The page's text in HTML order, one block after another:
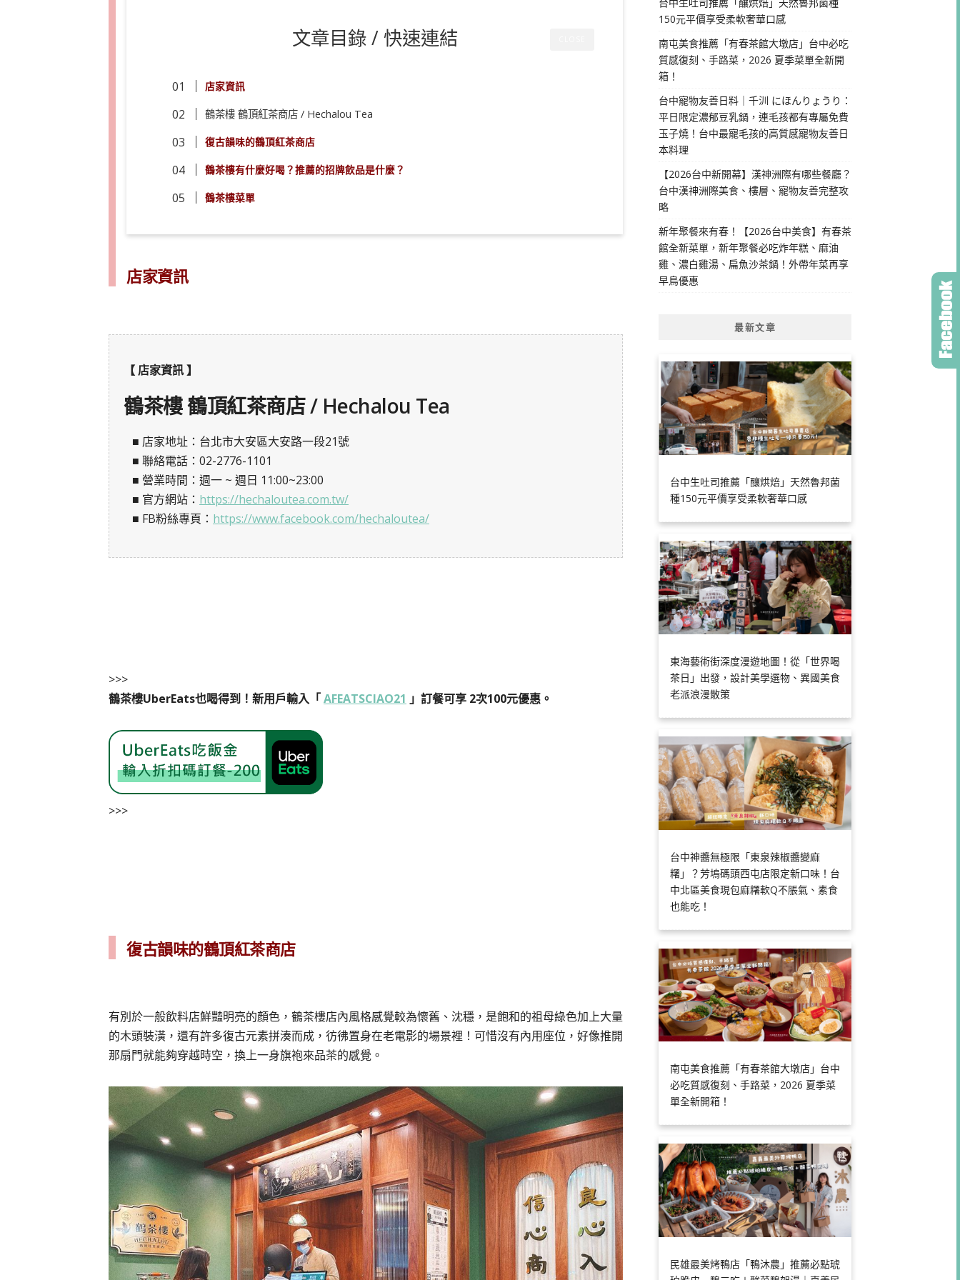
文章目錄 / 快速連結
店家資訊
鶴茶樓 鶴頂紅茶商店 / Hechalou Tea
復古韻味的鶴頂紅茶商店
鶴茶樓有什麼好喝？推薦的招牌飲品是什麼？
鶴茶樓菜單
店家資訊
【 店家資訊 】
鶴茶樓 鶴頂紅茶商店 / Hechalou Tea
■ 店家地址：台北市大安區大安路一段21號
■ 聯絡電話：02-2776-1101
■ 營業時間：週一 ~ 週日 11:00~23:00
■ 官方網站： https://hechaloutea.com.tw/
■ FB粉絲專頁： https://www.facebook.com/hechaloutea/
>>>
鶴茶樓UberEats也喝得到！新用戶輸入「AFEATSCIAO21 」訂餐可享 2次100元優惠。
>>>
復古韻味的鶴頂紅茶商店
有別於一般飲料店鮮豔明亮的顏色，鶴茶樓店內風格感覺較為懷舊、沈穩，是飽和的祖母綠色加上大量
的木頭裝潢，還有許多復古元素拼湊而成，彷彿置身在老電影的場景裡！可惜沒有內用座位，好像推開
那扇門就能夠穿越時空，換上一身旗袍來品茶的感覺。
150元平價享受柔軟奢華口感
南屯美食推薦「有春茶館大墩店」台中必吃
質感復刻、手路菜，2026 夏季菜單全新開
箱！
台中寵物友善日料｜千汌 にほんりょうり：
平日限定濃郁豆乳鍋，連毛孩都有專屬免費
玉子燒！台中最寵毛孩的高質感寵物友善日
本料理
【2026台中新開幕】漢神洲際有哪些餐廳？
台中漢神洲際美食、樓層、寵物友善完整攻
略
新年聚餐來有春！【2026台中美食】有春茶
館全新菜單，新年聚餐必吃炸年糕、麻油
雞、濃白雞湯、扁魚沙茶鍋！外帶年菜再享
早鳥優惠
最新文章
台中生吐司推薦「釀烘焙」天然魯邦菌
種150元平價享受柔軟奢華口感
東海藝術街深度漫遊地圖！從「世界喝
茶日」出發，設計美學選物、異國美食
老派浪漫散策
台中神醬無極限「東泉辣椒醬變麻
糬」？芳塢碼頭西屯店限定新口味！台
中北區美食現包麻糬軟Q不脹氣、素食
也能吃！
南屯美食推薦「有春茶館大墩店」台中
必吃質感復刻、手路菜，2026 夏季菜
單全新開箱！
民雄最美烤鴨店「鴨沐農」推薦必點琥